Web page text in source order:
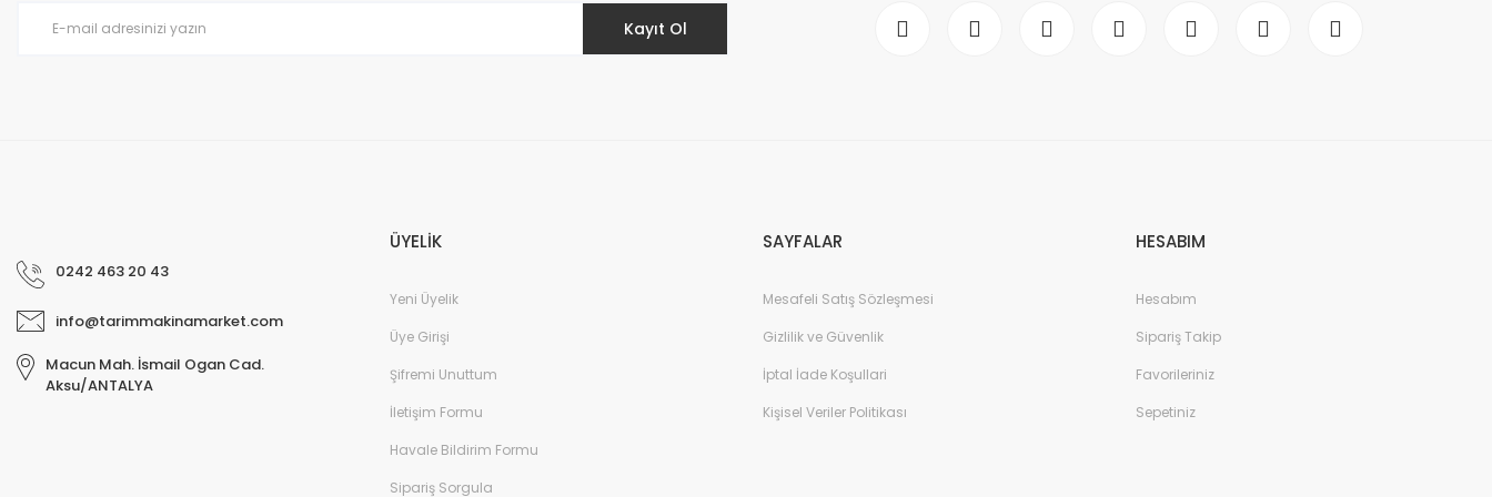
Kayıt Ol
0242 463 20 43
info@tarimmakinamarket.com
Macun Mah. İsmail Ogan Cad.
Aksu/ANTALYA
ÜYELİK
Yeni Üyelik
Üye Girişi
Şifremi Unuttum
İletişim Formu
Havale Bildirim Formu
Sipariş Sorgula
SAYFALAR
Mesafeli Satış Sözleşmesi
Gizlilik ve Güvenlik
İptal İade Koşullari
Kişisel Veriler Politikası
HESABIM
Hesabım
Sipariş Takip
Favorileriniz
Sepetiniz